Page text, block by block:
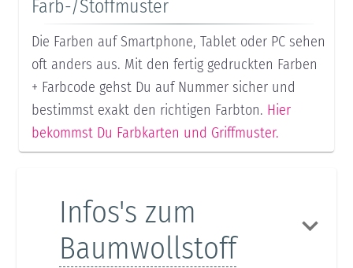
Farb-/Stoffmuster
Die Farben auf Smartphone, Tablet oder PC sehen
oft anders aus. Mit den fertig gedruckten Farben
+ Farbcode gehst Du auf Nummer sicher und
bestimmst exakt den richtigen Farbton. Hier
bekommst Du Farbkarten und Griffmuster.
Infos's zum
Baumwollstoff